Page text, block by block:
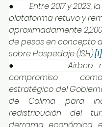
● Entre 2017 y 2023, la
plataforma retuvo y
aproximadamente
de pesos en concepto
sobre Hospedaje (ISH).[1]
● Airbnb
compromiso
estratégico del
de Colima para
redistribución del